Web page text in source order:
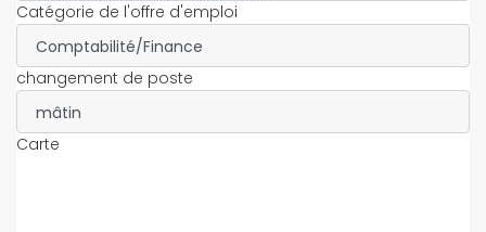
Catégorie de l'offre d'emploi
changement de poste
Carte